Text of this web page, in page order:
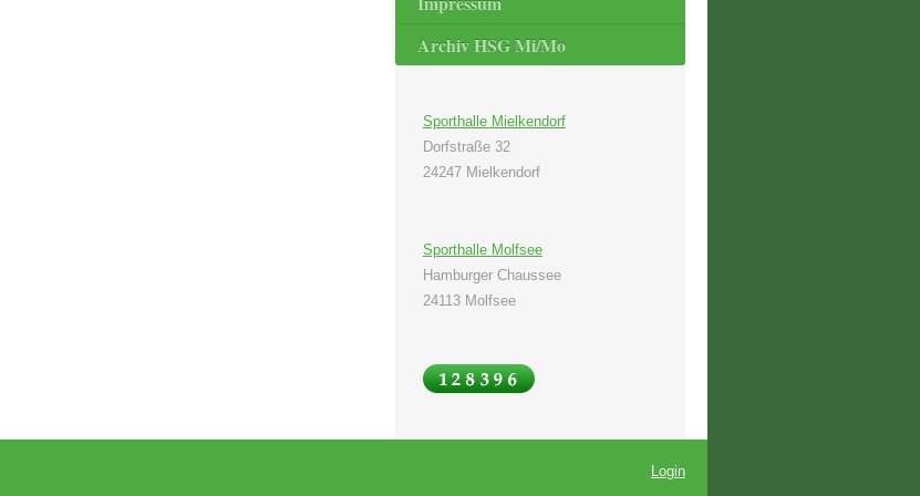
Archiv HSG Mi/Mo
Sporthalle Mielkendorf
Dorfstraße 32
24247 Mielkendorf
Sporthalle Molfsee
Hamburger Chaussee
24113 Molfsee
Login